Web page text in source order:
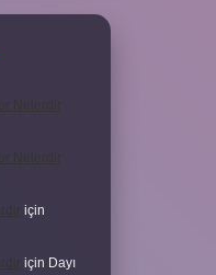
Nelerdir
Nelerdir
için
için Dayı